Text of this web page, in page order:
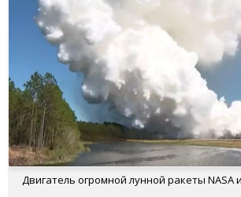
Двигатель огромной лунной ракеты NASA